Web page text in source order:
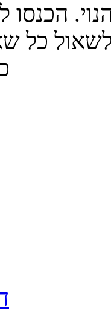
הכנסו